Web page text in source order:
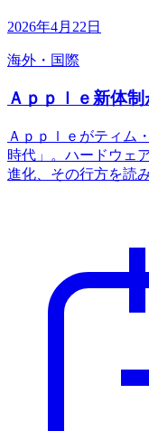
2026年4月22日
海外・国際
Ａｐｐｌｅ新体
Ａｐｐｌｅがティム
時代」。ハードウェ
進化、その行方を読